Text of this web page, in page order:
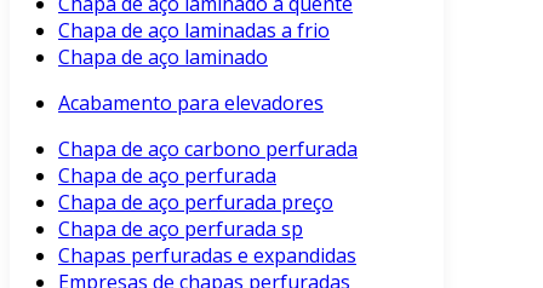
Chapa de aço laminadas a frio
Chapa de aço laminado
Acabamento para elevadores
Chapa de aço carbono perfurada
Chapa de aço perfurada
Chapa de aço perfurada preço
Chapa de aço perfurada sp
Chapas perfuradas e expandidas
Empresas de chapas perfuradas